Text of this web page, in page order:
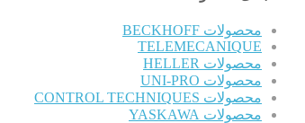
محصولات BECKHOFF
TELEMECANIQUE
محصولات HELLER
محصولات UNI-PRO
محصولات CONTROL TECHNIQUES
محصولات YASKAWA